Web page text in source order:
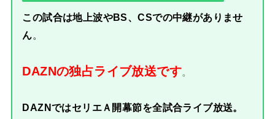
この試合は地上波やBS、CSでの中継がありませ
ん。
DAZNの独占ライブ放送です。
DAZNではセリエＡ開幕節を全試合ライブ放送。